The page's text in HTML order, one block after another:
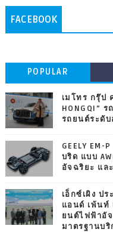
FACEBOOK
POPULAR
เมโทร กรุ๊ป
HONGQI”
รถยนต์ระดั
GEELY
บริด แบบ
อัจฉริยะ แล
เอ็กซ์เผิง ป
แอนด์ เพ้นท์
ยนต์ไฟฟ้าอั
มาตรฐานบริ